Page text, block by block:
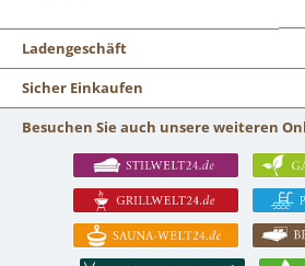
Ladengeschäft
Sicher Einkaufen
Besuchen Sie auch unsere weiteren